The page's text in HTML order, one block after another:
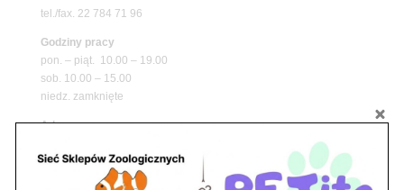
tel./fax. 22 784 71 96
Godziny pracy
pon. – piąt. 10.00 – 19.00
sob. 10.00 – 15.00
niedz. zamknięte
Adres
05-100 Nowy Dwór Mazowiecki